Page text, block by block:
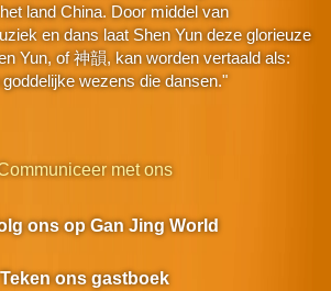
land China. Door middel van
en dans laat Shen Yun deze glorieuze
Yun, of 神韻, kan worden vertaald als:
wezens die dansen."
met ons
ons op Gan Jing World
Teken ons gastboek